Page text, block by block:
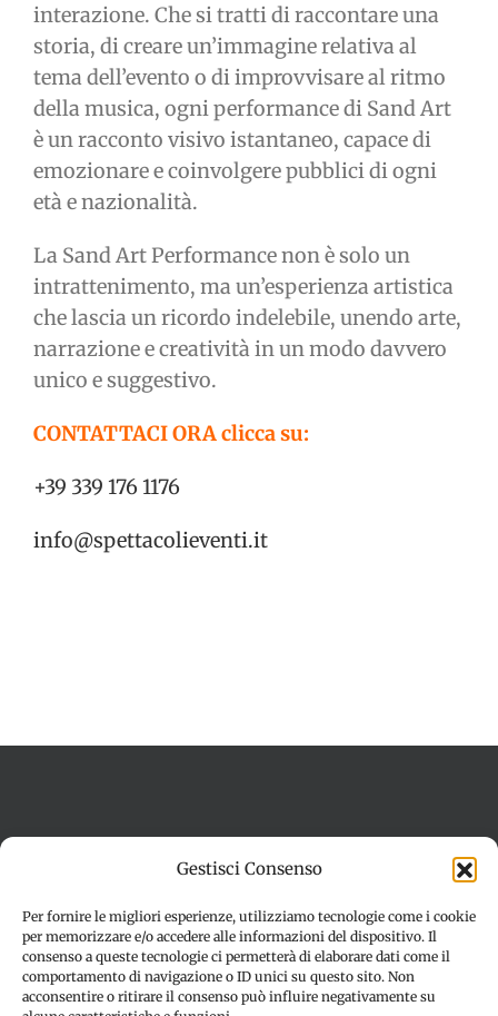
Gestisci Consenso
Per fornire le migliori esperienze, utilizziamo tecnologie come i cookie
per memorizzare e/o accedere alle informazioni del dispositivo. Il
consenso a queste tecnologie ci permetterà di elaborare dati come il
comportamento di navigazione o ID unici su questo sito. Non
acconsentire o ritirare il consenso può influire negativamente su
interazione. Che si tratti di raccontare una
storia, di creare un’immagine relativa al
tema dell’evento o di improvvisare al ritmo
della musica, ogni performance di Sand Art
è un racconto visivo istantaneo, capace di
emozionare e coinvolgere pubblici di ogni
età e nazionalità.
La Sand Art Performance non è solo un
intrattenimento, ma un’esperienza artistica
che lascia un ricordo indelebile, unendo arte,
narrazione e creatività in un modo davvero
unico e suggestivo.
CONTATTACI ORA clicca su:
+39 339 176 1176
info@spettacolieventi.it
Dichiarazione sulla Privacy (UE)
Disconoscimento